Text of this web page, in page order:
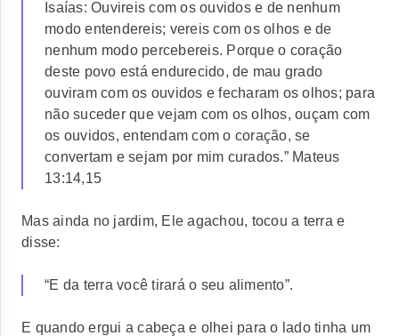
Isaías: Ouvireis com os ouvidos e de nenhum
modo entendereis; vereis com os olhos e de
nenhum modo percebereis. Porque o coração
deste povo está endurecido, de mau grado
ouviram com os ouvidos e fecharam os olhos; para
não suceder que vejam com os olhos, ouçam com
os ouvidos, entendam com o coração, se
convertam e sejam por mim curados.” Mateus
13:14,15
Mas ainda no jardim, Ele agachou, tocou a terra e
disse:
“E da terra você tirará o seu alimento”.
E quando ergui a cabeça e olhei para o lado tinha um